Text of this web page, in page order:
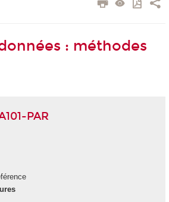
: méthodes
PAR